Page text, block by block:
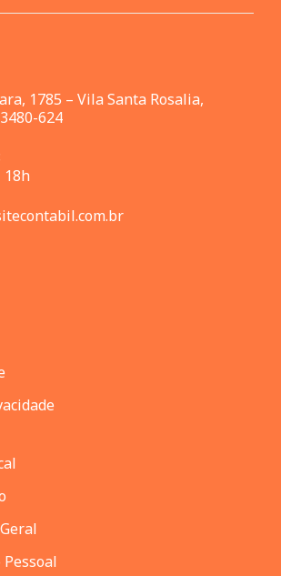
1785 – Vila Santa Rosalia,
624
18h